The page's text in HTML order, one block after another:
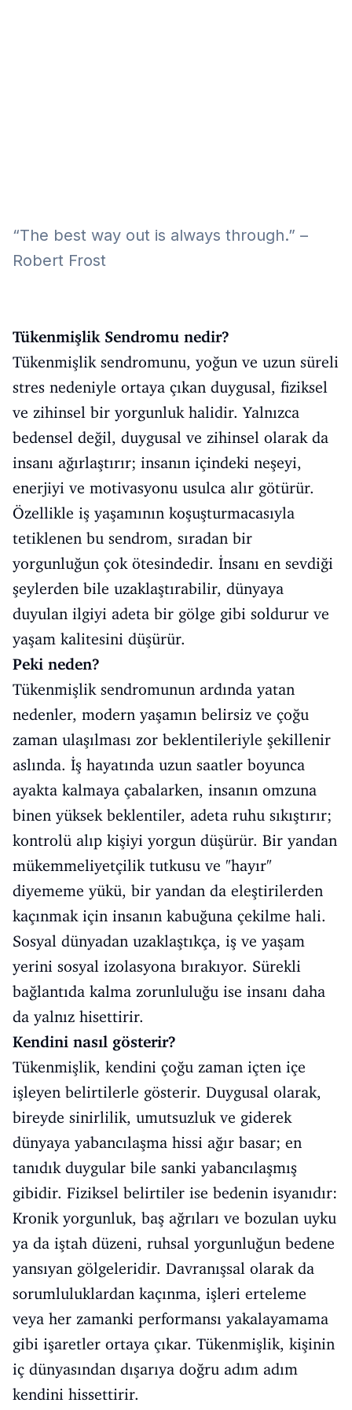
“The best way out is always through.” –
Robert Frost
Tükenmişlik Sendromu nedir?
Tükenmişlik sendromunu, yoğun ve uzun süreli
stres nedeniyle ortaya çıkan duygusal, fiziksel
ve zihinsel bir yorgunluk halidir. Yalnızca
bedensel değil, duygusal ve zihinsel olarak da
insanı ağırlaştırır; insanın içindeki neşeyi,
enerjiyi ve motivasyonu usulca alır götürür.
Özellikle iş yaşamının koşuşturmacasıyla
tetiklenen bu sendrom, sıradan bir
yorgunluğun çok ötesindedir. İnsanı en sevdiği
şeylerden bile uzaklaştırabilir, dünyaya
duyulan ilgiyi adeta bir gölge gibi soldurur ve
yaşam kalitesini düşürür.
Peki neden?
Tükenmişlik sendromunun ardında yatan
nedenler, modern yaşamın belirsiz ve çoğu
zaman ulaşılması zor beklentileriyle şekillenir
aslında. İş hayatında uzun saatler boyunca
ayakta kalmaya çabalarken, insanın omzuna
binen yüksek beklentiler, adeta ruhu sıkıştırır;
kontrolü alıp kişiyi yorgun düşürür. Bir yandan
mükemmeliyetçilik tutkusu ve "hayır"
diyememe yükü, bir yandan da eleştirilerden
kaçınmak için insanın kabuğuna çekilme hali.
Sosyal dünyadan uzaklaştıkça, iş ve yaşam
yerini sosyal izolasyona bırakıyor. Sürekli
bağlantıda kalma zorunluluğu ise insanı daha
da yalnız hisettirir.
Kendini nasıl gösterir?
Tükenmişlik, kendini çoğu zaman içten içe
işleyen belirtilerle gösterir. Duygusal olarak,
bireyde sinirlilik, umutsuzluk ve giderek
dünyaya yabancılaşma hissi ağır basar; en
tanıdık duygular bile sanki yabancılaşmış
gibidir. Fiziksel belirtiler ise bedenin isyanıdır:
Kronik yorgunluk, baş ağrıları ve bozulan uyku
ya da iştah düzeni, ruhsal yorgunluğun bedene
yansıyan gölgeleridir. Davranışsal olarak da
sorumluluklardan kaçınma, işleri erteleme
veya her zamanki performansı yakalayamama
gibi işaretler ortaya çıkar. Tükenmişlik, kişinin
iç dünyasından dışarıya doğru adım adım
kendini hissettirir.